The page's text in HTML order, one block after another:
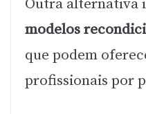
Outra alternativa
modelos
que podem
profissionais por